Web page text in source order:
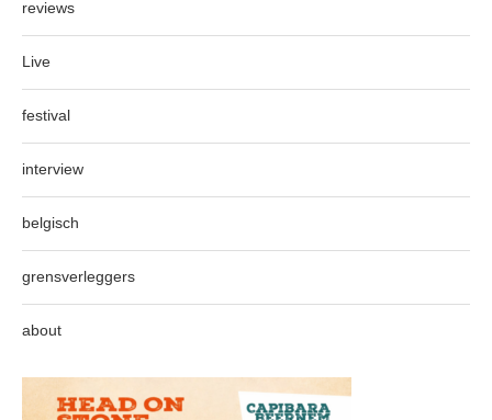
reviews
Live
festival
interview
belgisch
grensverleggers
about